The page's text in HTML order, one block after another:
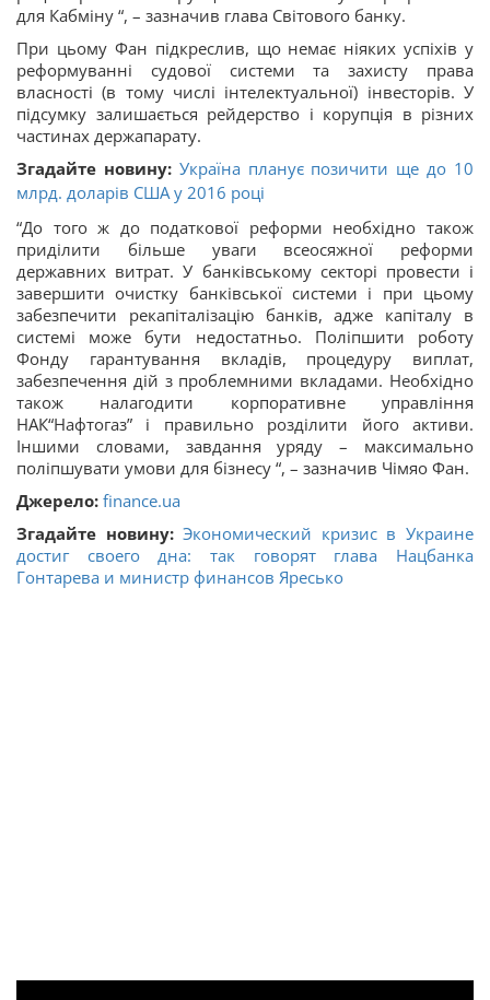
для Кабміну “, – зазначив глава Світового банку.
При цьому Фан підкреслив, що немає ніяких успіхів у
реформуванні судової системи та захисту права
власності (в тому числі інтелектуальної) інвесторів. У
підсумку залишається рейдерство і корупція в різних
частинах держапарату.
Згадайте новину: Україна планує позичити ще до 10
млрд. доларів США у 2016 році
“До того ж до податкової реформи необхідно також
приділити більше уваги всеосяжної реформи
державних витрат. У банківському секторі провести і
завершити очистку банківської системи і при цьому
забезпечити рекапіталізацію банків, адже капіталу в
системі може бути недостатньо. Поліпшити роботу
Фонду гарантування вкладів, процедуру виплат,
забезпечення дій з проблемними вкладами. Необхідно
також налагодити корпоративне управління
НАК“Нафтогаз” і правильно розділити його активи.
Іншими словами, завдання уряду – максимально
поліпшувати умови для бізнесу “, – зазначив Чімяо Фан.
Джерело: finance.ua
Згадайте новину:Экономический кризис в Украине
достиг своего дна: так говорят глава Нацбанка
Гонтарева и министр финансов Яресько